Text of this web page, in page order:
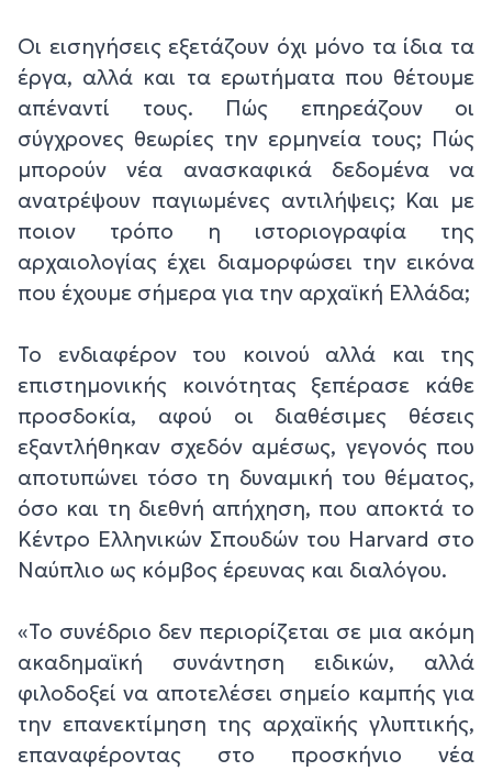
Οι εισηγήσεις εξετάζουν όχι μόνο τα ίδια τα
έργα, αλλά και τα ερωτήματα που θέτουμε
απέναντί τους. Πώς επηρεάζουν οι
σύγχρονες θεωρίες την ερμηνεία τους; Πώς
μπορούν νέα ανασκαφικά δεδομένα να
ανατρέψουν παγιωμένες αντιλήψεις; Και με
ποιον τρόπο η ιστοριογραφία της
αρχαιολογίας έχει διαμορφώσει την εικόνα
που έχουμε σήμερα για την αρχαϊκή Ελλάδα;
Το ενδιαφέρον του κοινού αλλά και της
επιστημονικής κοινότητας ξεπέρασε κάθε
προσδοκία, αφού οι διαθέσιμες θέσεις
εξαντλήθηκαν σχεδόν αμέσως, γεγονός που
αποτυπώνει τόσο τη δυναμική του θέματος,
όσο και τη διεθνή απήχηση, που αποκτά το
Κέντρο Ελληνικών Σπουδών του Harvard στο
Ναύπλιο ως κόμβος έρευνας και διαλόγου.
«Το συνέδριο δεν περιορίζεται σε μια ακόμη
ακαδημαϊκή συνάντηση ειδικών, αλλά
φιλοδοξεί να αποτελέσει σημείο καμπής για
την επανεκτίμηση της αρχαϊκής γλυπτικής,
επαναφέροντας στο προσκήνιο νέα